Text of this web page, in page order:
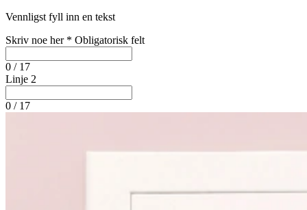
Vennligst fyll inn en tekst
Skriv noe her * Obligatorisk felt
0 / 17
Linje 2
0 / 17